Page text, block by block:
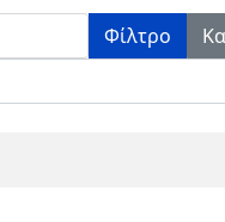
Φίλτρο